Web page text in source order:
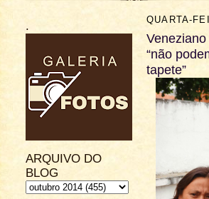
.
ARQUIVO DO
BLOG
QUARTA-
“não